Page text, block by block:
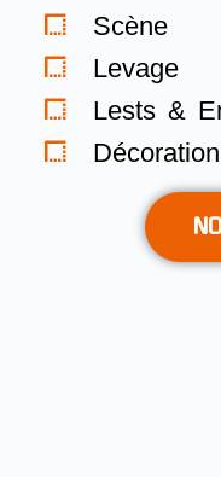
Scène
Levage
Lests &
Décoration